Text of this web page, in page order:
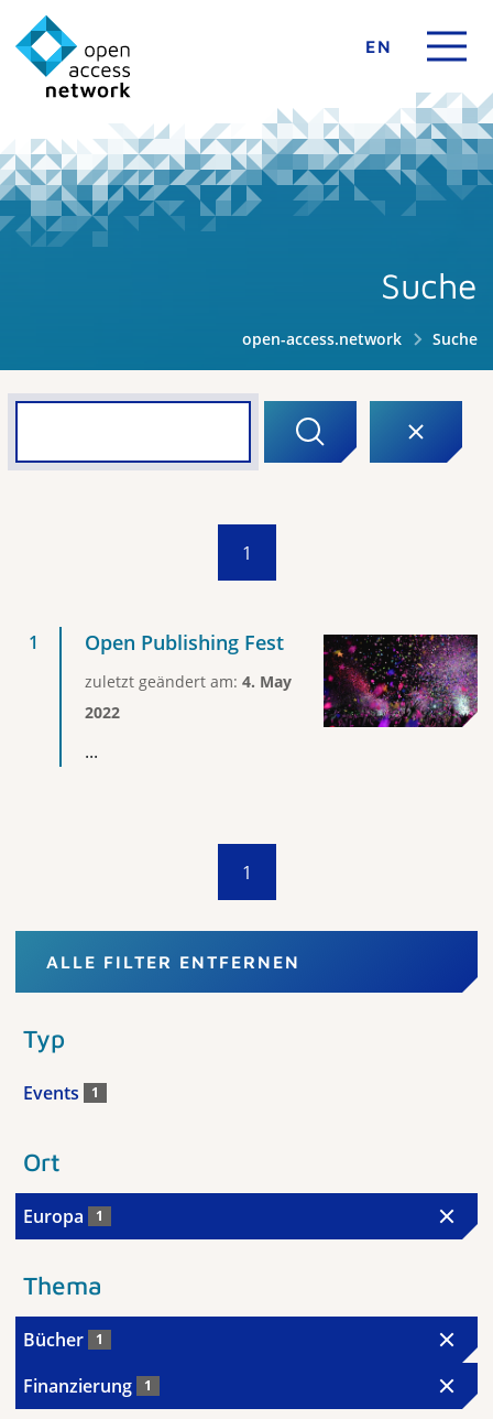
EN
Suche
open-access.network Suche
1
Open Publishing Fest
zuletzt geändert am: 4. May
2022
...
1
ALLE FILTER ENTFERNEN
Typ
Events 1
Ort
Europa 1
Thema
Bücher 1
Finanzierung 1